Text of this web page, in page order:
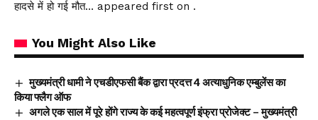
हादसे में हो गई मौत… appeared first on .
You Might Also Like
मुख्यमंत्री धामी ने एचडीएफसी बैंक द्वारा प्रदत्त 4 अत्याधुनिक एम्बुलेंस का
किया फ्लैग ऑफ
अगले एक साल में पूरे होंगे राज्य के कई महत्वपूर्ण इंफ्रा प्रोजेक्ट – मुख्यमंत्री